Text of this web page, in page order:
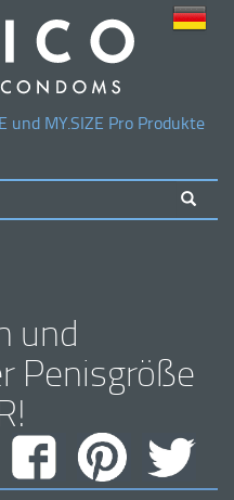
und MY.SIZE Pro Produkte
und
Penisgröße